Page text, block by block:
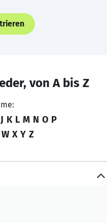
von A bis Z
J K L M N O P
W X Y Z